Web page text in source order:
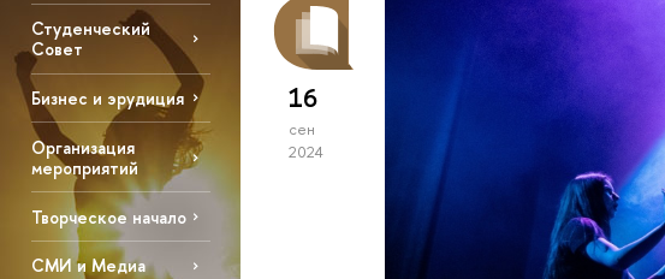
Студенческий
Совет
Бизнес и эрудиция
Организация
мероприятий
Творческое начало
СМИ и Медиа
16
сен
2024